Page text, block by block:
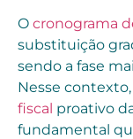
O cronograma
substituição
sendo a fase
Nesse
fiscal proativo
fundamental